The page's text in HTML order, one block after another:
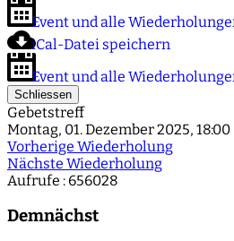
Event und alle
iCal-Datei speichern
Event und alle
Schliessen
Gebetstreff
Montag, 01. Dezember 2025, 18:00
Vorherige Wiederholung
Nächste Wiederholung
Aufrufe : 656028
Demnächst